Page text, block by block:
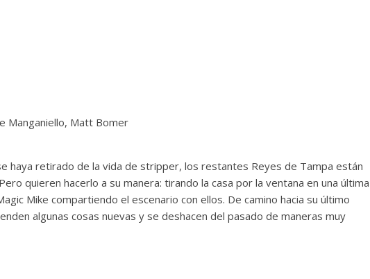
Manganiello, Matt Bomer
haya retirado de la vida de stripper, los restantes Reyes de Tampa están
quieren hacerlo a su manera: tirando la casa por la ventana en una última
Mike compartiendo el escenario con ellos. De camino hacia su último
algunas cosas nuevas y se deshacen del pasado de maneras muy